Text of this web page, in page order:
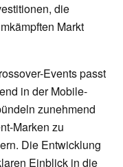
die
Markt
Events passt
in der Mobile-
zunehmend
Marken zu
Die Entwicklung
Einblick in die